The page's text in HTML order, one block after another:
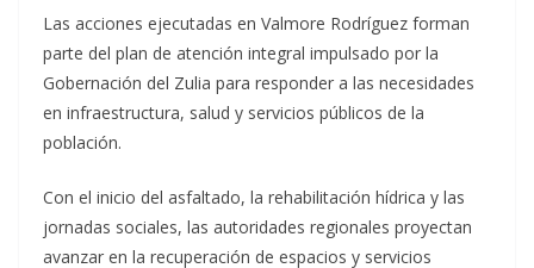
Las acciones ejecutadas en Valmore Rodríguez forman
parte del plan de atención integral impulsado por la
Gobernación del Zulia para responder a las necesidades
en infraestructura, salud y servicios públicos de la
población.
Con el inicio del asfaltado, la rehabilitación hídrica y las
jornadas sociales, las autoridades regionales proyectan
avanzar en la recuperación de espacios y servicios